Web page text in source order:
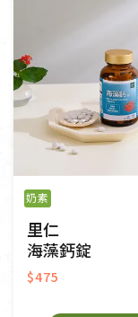
奶素
里仁
海藻鈣錠
$475